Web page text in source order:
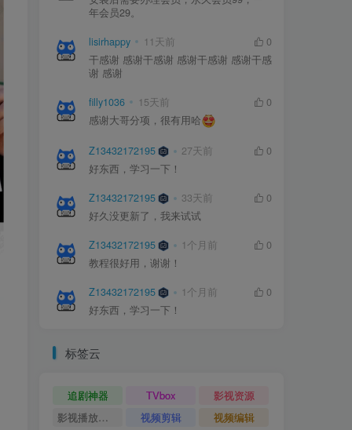
年会员29。
lisirhappy 11天前
0
干感谢 感谢干感谢 感谢干感谢 感谢干感
谢 感谢
filly1036 15天前
0
感谢大哥分项，很有用哈
Z13432172195 27天前
0
好东西，学习一下！
Z13432172195 33天前
0
好久没更新了，我来试试
Z13432172195 1个月前
0
教程很好用，谢谢！
Z13432172195 1个月前
0
好东西，学习一下！
标签云
追剧神器 TVbox
影视资源
影视播放神器
视频剪辑
视频编辑